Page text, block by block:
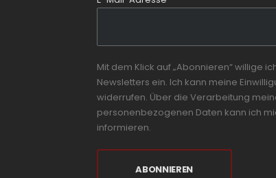
Mit dem Klick auf „Abonnieren“ willige
Newsletters ein. Ich kann meine
widerrufen. Über die Verarbeitung
personenbezogenen Daten kann ich
informieren.